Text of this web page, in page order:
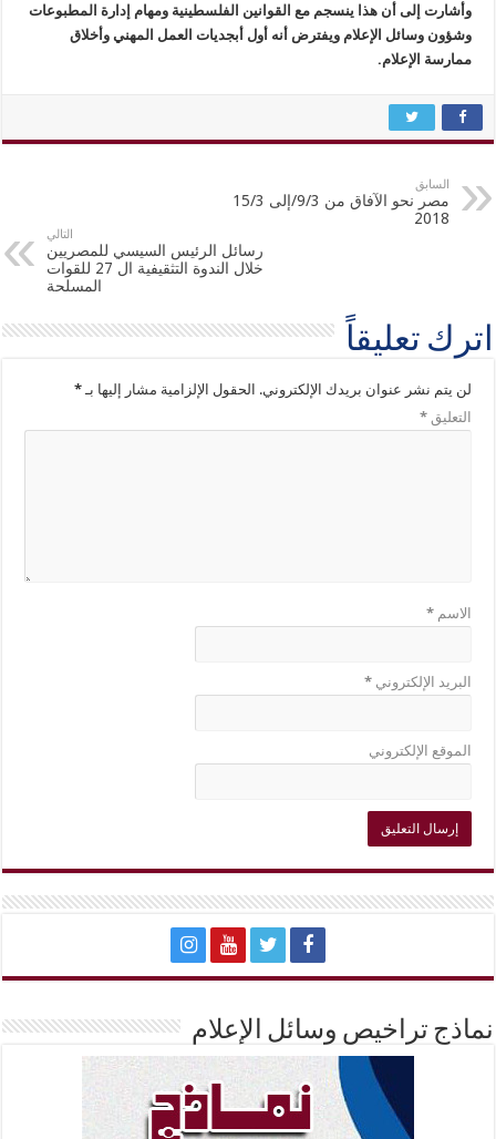
وأشارت إلى أن هذا ينسجم مع القوانين الفلسطينية ومهام إدارة المطبوعات
وشؤون وسائل الإعلام ويفترض أنه أول أبجديات العمل المهني وأخلاق
ممارسة الإعلام.
السابق
مصر نحو الآفاق من 9/3/إلى 15/3
2018
التالي
رسائل الرئيس السيسي للمصريين
خلال الندوة التثقيفية ال 27 للقوات
المسلحة
اترك تعليقاً
لن يتم نشر عنوان بريدك الإلكتروني. الحقول الإلزامية مشار إليها بـ*
التعليق*
الاسم*
البريد الإلكتروني*
الموقع الإلكتروني
نماذج تراخيص وسائل الإعلام